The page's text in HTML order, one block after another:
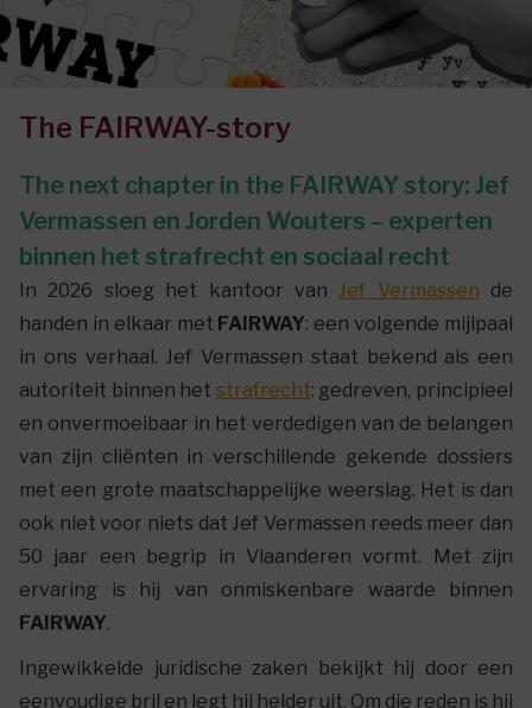
The FAIRWAY-story
The next chapter in the FAIRWAY story: Jef
Vermassen en Jorden Wouters – experten
binnen het strafrecht en sociaal recht
In 2026 sloeg het kantoor van Jef Vermassen de
handen in elkaar met FAIRWAY: een volgende mijlpaal
in ons verhaal. Jef Vermassen staat bekend als een
autoriteit binnen het strafrecht: gedreven, principieel
en onvermoeibaar in het verdedigen van de belangen
van zijn cliënten in verschillende gekende dossiers
met een grote maatschappelijke weerslag. Het is dan
ook niet voor niets dat Jef Vermassen reeds meer dan
50 jaar een begrip in Vlaanderen vormt. Met zijn
ervaring is hij van onmiskenbare waarde binnen
FAIRWAY.
Ingewikkelde juridische zaken bekijkt hij door een
eenvoudige bril en legt hij helder uit. Om die reden is hij